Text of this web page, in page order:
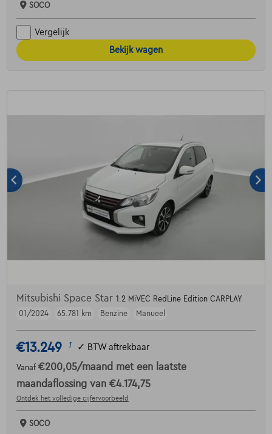
SOCO
Vergelijk
Bekijk wagen
Mitsubishi Space Star 1.2 MiVEC RedLine Edition CARPLAY
01/2024
65.781 km Benzine Manueel
€13.249 1 ✓ BTW aftrekbaar
Vanaf €200,05/maand met een laatste
maandaflossing van €4.174,75
Ontdek het volledige cijfervoorbeeld
SOCO